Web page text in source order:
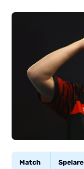
Match Spelare